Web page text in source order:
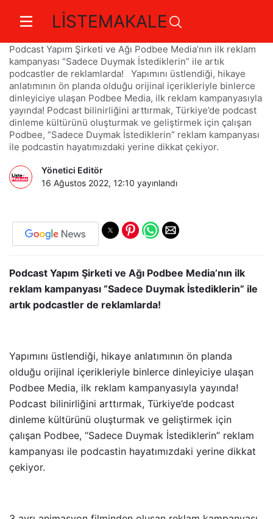
LİSTEMAKALE
Podcast’ler Artık Her Yerde!
Podcast Yapım Şirketi ve Ağı Podbee Media’nın ilk reklam
kampanyası “Sadece Duymak İstediklerin” ile artık
podcastler de reklamlarda! Yapımını üstlendiği, hikaye
anlatımının ön planda olduğu orijinal içerikleriyle binlerce
dinleyiciye ulaşan Podbee Media, ilk reklam kampanyasıyla
yayında! Podcast bilinirliğini arttırmak, Türkiye’de podcast
dinleme kültürünü oluşturmak ve geliştirmek için çalışan
Podbee, “Sadece Duymak İstediklerin” reklam kampanyası
ile podcastin hayatımızdaki yerine dikkat çekiyor.
Yönetici Editör
16 Ağustos 2022, 12:10 yayınlandı
Podcast Yapım Şirketi ve Ağı Podbee Media’nın ilk
reklam kampanyası “Sadece Duymak İstediklerin” ile
artık podcastler de reklamlarda!
Yapımını üstlendiği, hikaye anlatımının ön planda
olduğu orijinal içerikleriyle binlerce dinleyiciye ulaşan
Podbee Media, ilk reklam kampanyasıyla yayında!
Podcast bilinirliğini arttırmak, Türkiye’de podcast
dinleme kültürünü oluşturmak ve geliştirmek için
çalışan Podbee, “Sadece Duymak İstediklerin” reklam
kampanyası ile podcastin hayatımızdaki yerine dikkat
çekiyor.